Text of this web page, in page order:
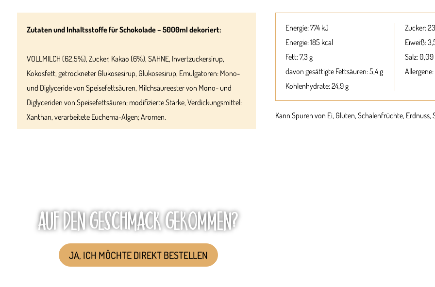
Zutaten und Inhaltsstoffe für Schokolade – 5000ml dekoriert:
VOLLMILCH (62,5%), Zucker, Kakao (6%), SAHNE, Invertzuckersirup,
Kokosfett, getrockneter Glukosesirup, Glukosesirup, Emulgatoren: Mono-
und Diglyceride von Speisefettsäuren, Milchsäureester von Mono- und
Diglyceriden von Speisefettsäuren; modifizierte Stärke, Verdickungsmittel:
Xanthan, verarbeitete Euchema-Algen; Aromen.
Energie: 774 kJ
Energie: 185 kcal
Fett: 7,3 g
davon gesättigte Fettsäuren: 5,4 g
Kohlenhydrate: 24,9 g
Zucker:
Eiweiß:
Salz: 0,09
Kann Spuren von Ei, Gluten, Schalenfrüchte, Erdnuss,
AUF DEN GESCHMACK GEKOMMEN?
JA, ICH MÖCHTE DIREKT BESTELLEN